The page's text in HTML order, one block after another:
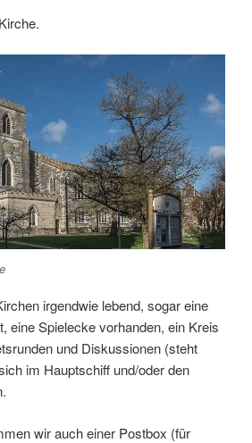
irgendwie lebend, sogar eine
eine Spielecke vorhanden, ein Kreis
und Diskussionen (steht
im Hauptschiff und/oder den
wir auch einer Postbox (für